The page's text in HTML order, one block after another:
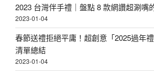
2023 台灣伴手禮｜盤點 8 款網讚超涮嘴
2023-01-04
春節送禮拒絕平庸！超創意「2025過年
清單總結
2023-01-04